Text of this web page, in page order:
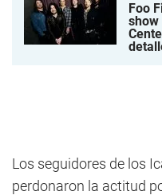
Foo
show
Los seguidores de los
perdonaron la actitud